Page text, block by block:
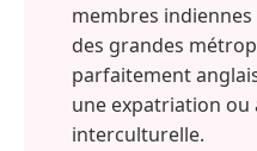
membres
des grandes
parfaitement
une expatriation ou
interculturelle.